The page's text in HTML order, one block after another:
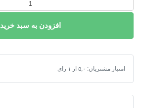
گوناگونی
محیط
افزودن به سبد خرید
پاورپوینت گوناگونی در محیط پاسخده
امتیاز مشتریان: ۵,۰ از ۱ رای